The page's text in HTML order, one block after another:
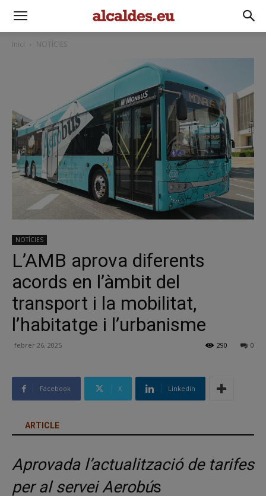
Inici NOTÍCIES
NOTÍCIES
L’AMB aprova diferents
acords en l’àmbit del
transport i la mobilitat,
l’habitatge i l’urbanisme
febrer 26, 2025 0
290
Facebook X Linkedin
ARTICLE
Aprovada l’actualització de tarifes
per al servei Aerobús